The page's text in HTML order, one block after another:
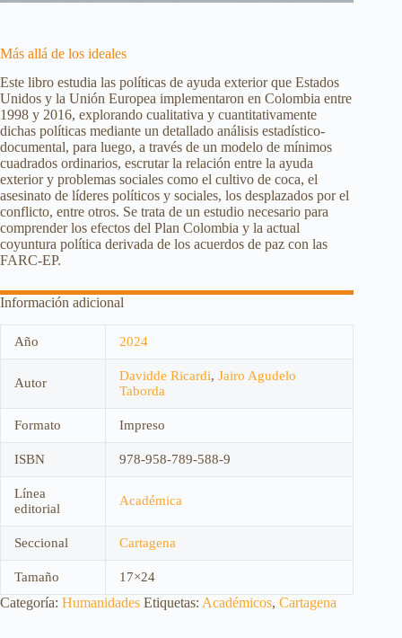
Más allá de los ideales
Este libro estudia las políticas de ayuda exterior que Estados
Unidos y la Unión Europea implementaron en Colombia entre
1998 y 2016, explorando cualitativa y cuantitativamente
dichas políticas mediante un detallado análisis estadístico-
documental, para luego, a través de un modelo de mínimos
cuadrados ordinarios, escrutar la relación entre la ayuda
exterior y problemas sociales como el cultivo de coca, el
asesinato de líderes políticos y sociales, los desplazados por el
conflicto, entre otros. Se trata de un estudio necesario para
comprender los efectos del Plan Colombia y la actual
coyuntura política derivada de los acuerdos de paz con las
FARC-EP.
Información adicional
Año 2024
Autor Davidde Ricardi, Jairo Agudelo
Taborda
Formato Impreso
ISBN 978-958-789-588-9
Línea
editorial
Académica
Seccional Cartagena
Tamaño 17×24
Categoría: Humanidades Etiquetas: Académicos, Cartagena